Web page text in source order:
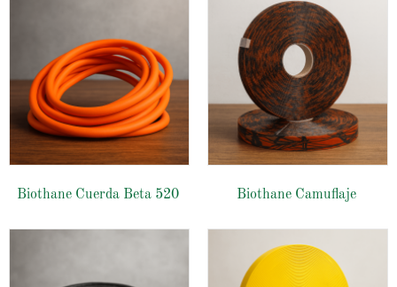
Biothane Cuerda Beta 520 Biothane Camuflaje